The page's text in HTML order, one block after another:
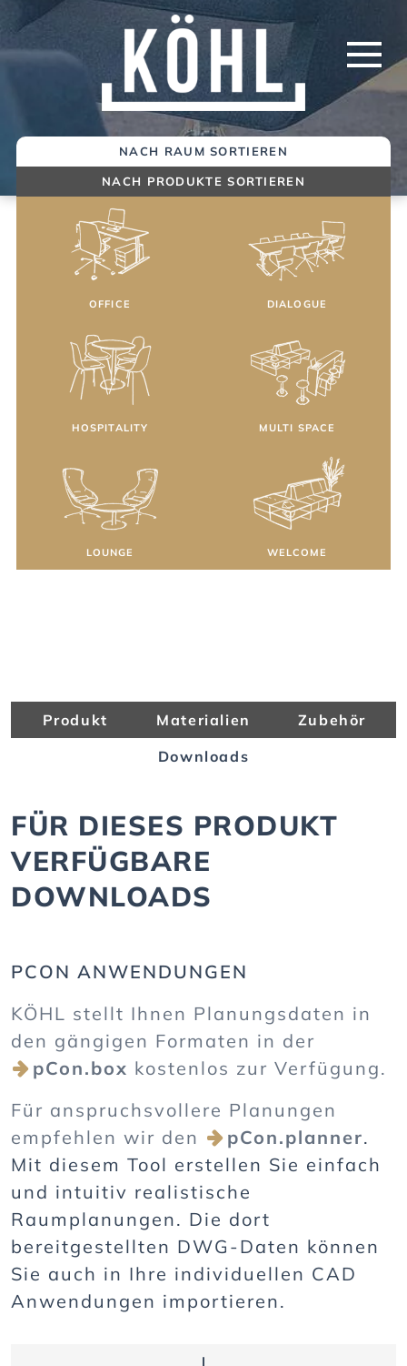
Springe
zum
Inhalt
NACH RAUM SORTIEREN
NACH PRODUKTE SORTIEREN
OFFICE DIALOGUE
HOSPITALITY MULTI SPACE
LOUNGE WELCOME
Produkt Materialien
Zubehör
Downloads
FÜR DIESES PRODUKT
VERFÜGBARE
DOWNLOADS
PCON ANWENDUNGEN
KÖHL stellt Ihnen Planungsdaten in
den gängigen Formaten in der
pCon.box kostenlos zur Verfügung.
Für anspruchsvollere Planungen
empfehlen wir den
pCon.planner.
Mit diesem Tool erstellen Sie einfach
und intuitiv realistische
Raumplanungen. Die dort
bereitgestellten DWG-Daten können
Sie auch in Ihre individuellen CAD
Anwendungen importieren.